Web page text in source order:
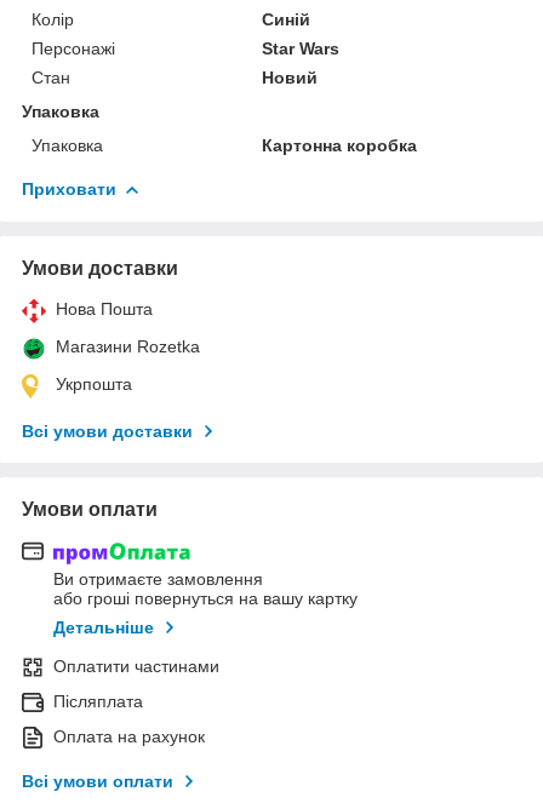
Колір
Синій
Персонажі
Star Wars
Стан
Новий
Упаковка
Упаковка
Картонна коробка
Приховати
Умови доставки
Нова Пошта
Магазини Rozetka
Укрпошта
Всі умови доставки
Умови оплати
Ви отримаєте замовлення
або гроші повернуться на вашу картку
Детальніше
Оплатити частинами
Післяплата
Оплата на рахунок
Всі умови оплати